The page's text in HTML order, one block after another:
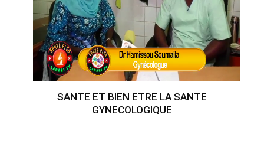
SANTE ET BIEN ETRE LA SANTE
GYNECOLOGIQUE